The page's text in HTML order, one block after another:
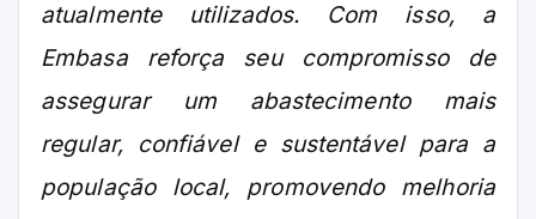
atualmente utilizados. Com isso, a
Embasa reforça seu compromisso de
assegurar um abastecimento mais
regular, confiável e sustentável para a
população local, promovendo melhoria